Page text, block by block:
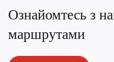
Ознайомтесь з
маршрутами